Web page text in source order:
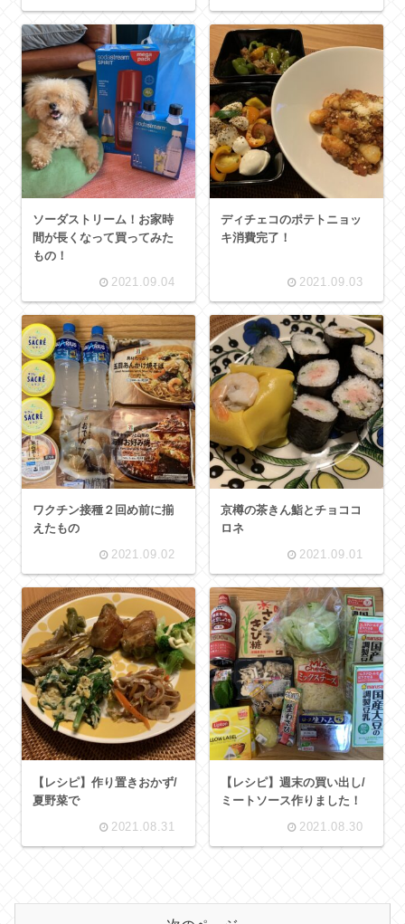
ソーダストリーム！お家時
間が長くなって買ってみた
もの！
2021.09.04
ディチェコのポテトニョッ
キ消費完了！
2021.09.03
ワクチン接種２回め前に揃
えたもの
2021.09.02
京樽の茶きん鮨とチョココ
ロネ
2021.09.01
【レシピ】作り置きおかず/
夏野菜で
2021.08.31
【レシピ】週末の買い出し/
ミートソース作りました！
2021.08.30